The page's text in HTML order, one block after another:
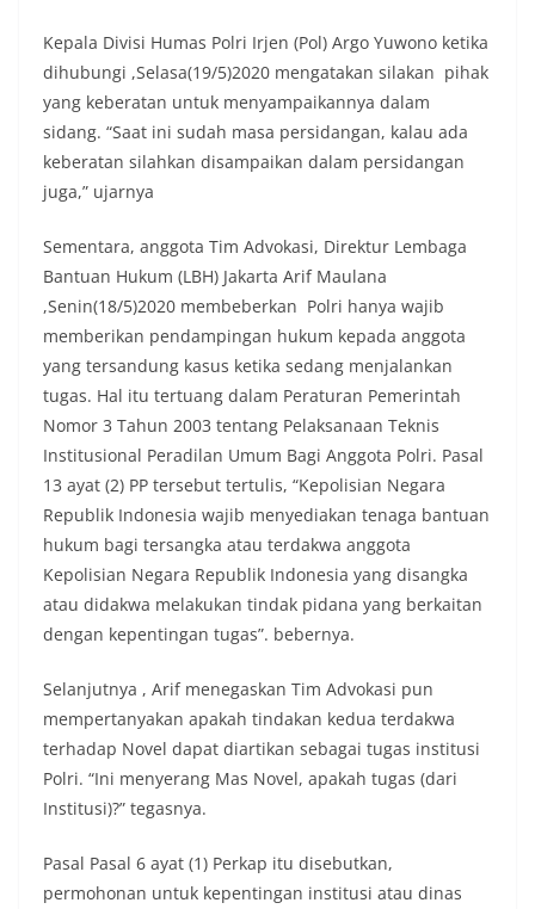
Kepala Divisi Humas Polri Irjen (Pol) Argo Yuwono ketika
dihubungi ,Selasa(19/5)2020 mengatakan silakan pihak
yang keberatan untuk menyampaikannya dalam
sidang. “Saat ini sudah masa persidangan, kalau ada
keberatan silahkan disampaikan dalam persidangan
juga,” ujarnya
Sementara, anggota Tim Advokasi, Direktur Lembaga
Bantuan Hukum (LBH) Jakarta Arif Maulana
,Senin(18/5)2020 membeberkan Polri hanya wajib
memberikan pendampingan hukum kepada anggota
yang tersandung kasus ketika sedang menjalankan
tugas. Hal itu tertuang dalam Peraturan Pemerintah
Nomor 3 Tahun 2003 tentang Pelaksanaan Teknis
Institusional Peradilan Umum Bagi Anggota Polri. Pasal
13 ayat (2) PP tersebut tertulis, “Kepolisian Negara
Republik Indonesia wajib menyediakan tenaga bantuan
hukum bagi tersangka atau terdakwa anggota
Kepolisian Negara Republik Indonesia yang disangka
atau didakwa melakukan tindak pidana yang berkaitan
dengan kepentingan tugas”. bebernya.
Selanjutnya , Arif menegaskan Tim Advokasi pun
mempertanyakan apakah tindakan kedua terdakwa
terhadap Novel dapat diartikan sebagai tugas institusi
Polri. “Ini menyerang Mas Novel, apakah tugas (dari
Institusi)?” tegasnya.
Pasal Pasal 6 ayat (1) Perkap itu disebutkan,
permohonan untuk kepentingan institusi atau dinas